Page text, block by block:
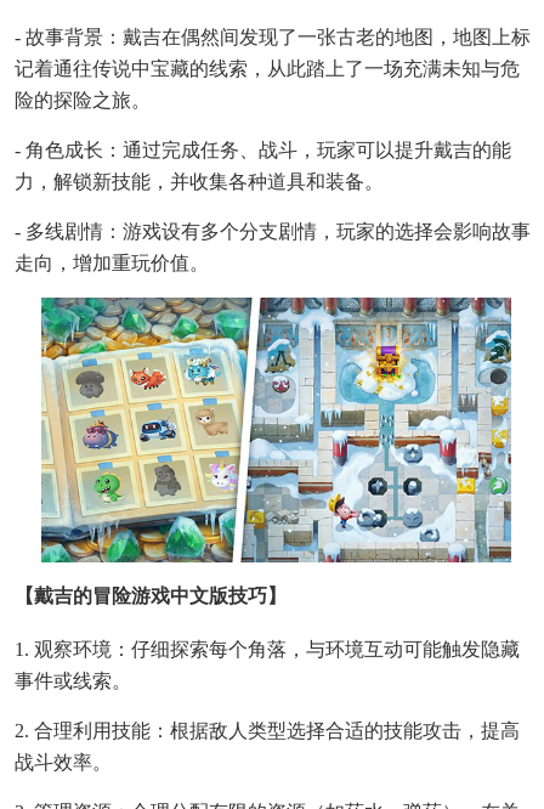
- 故事背景：戴吉在偶然间发现了一张古老的地图，地图上标
记着通往传说中宝藏的线索，从此踏上了一场充满未知与危
险的探险之旅。
- 角色成长：通过完成任务、战斗，玩家可以提升戴吉的能
力，解锁新技能，并收集各种道具和装备。
- 多线剧情：游戏设有多个分支剧情，玩家的选择会影响故事
走向，增加重玩价值。
【戴吉的冒险游戏中文版技巧】
1. 观察环境：仔细探索每个角落，与环境互动可能触发隐藏
事件或线索。
2. 合理利用技能：根据敌人类型选择合适的技能攻击，提高
战斗效率。